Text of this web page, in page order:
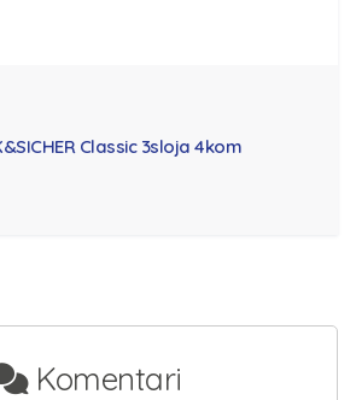
Classic 3sloja 4kom
Komentari